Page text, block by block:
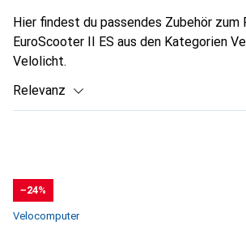
Hier findest du passendes Zubehör zum
EuroScooter II ES aus den Kategorien
Velolicht.
Relevanz
−24%
Velocomputer